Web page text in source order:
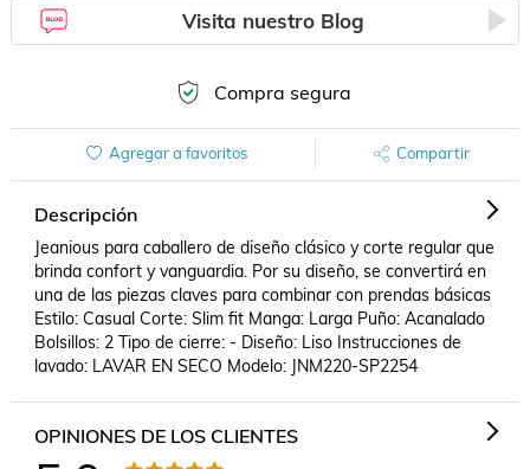
Visita nuestro Blog
Compra segura
Agregar a favoritos Compartir
Descripción
Jeanious para caballero de diseño clásico y corte regular que
brinda confort y vanguardia. Por su diseño, se convertirá en
una de las piezas claves para combinar con prendas básicas
Estilo: Casual Corte: Slim fit Manga: Larga Puño: Acanalado
Bolsillos: 2 Tipo de cierre: - Diseño: Liso Instrucciones de
lavado: LAVAR EN SECO Modelo: JNM220-SP2254
OPINIONES DE LOS CLIENTES